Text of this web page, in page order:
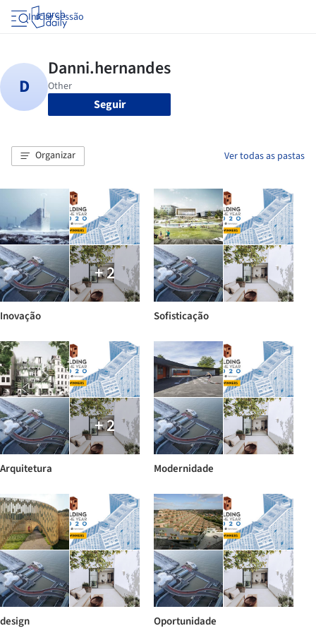
Iniciar sessão
Seguir
Organizar Ver todas as pastas
+ 2
Inovação Sofisticação
+ 2
Arquitetura Modernidade
design Oportunidade